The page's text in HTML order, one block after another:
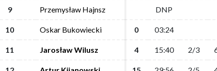
9 Przemysław Hajnsz DNP
10 Oskar Bukowiecki 0 03:24
11 Jarosław Wilusz 4 15:40 2/3
9 Przemysław Hajnsz DNP
10 Oskar Bukowiecki 0 03:24
11 Jarosław Wilusz 4 15:40 2/3